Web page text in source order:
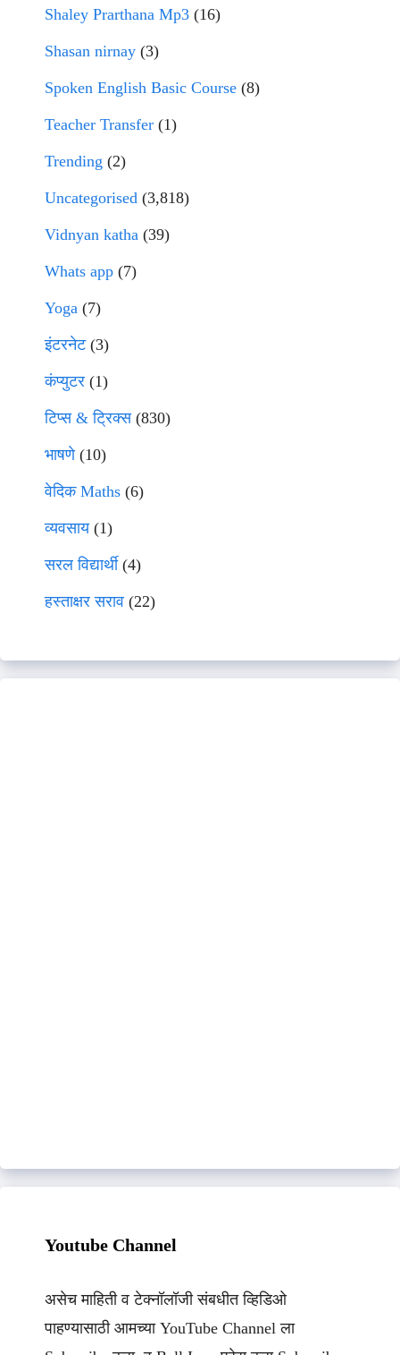
Shaley Prarthana Mp3 (16)
Shasan nirnay (3)
Spoken English Basic Course (8)
Teacher Transfer (1)
Trending (2)
Uncategorised (3,818)
Vidnyan katha (39)
Whats app (7)
Yoga (7)
इंटरनेट(3)
कंप्युटर (1)
टिप्स & ट्रिक्स(830)
भाषणे(10)
वेदिक Maths (6)
व्यवसाय(1)
सरल विद्यार्थी(4)
हस्ताक्षर सराव (22)
Youtube Channel
असेच माहिती व टेक्नॉलॉजी संबधीत व्हिडिओ
पाहण्यासाठी आमच्या YouTube Channel ला